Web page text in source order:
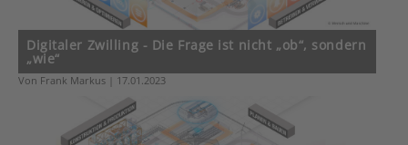
Digitaler Zwilling - Die Frage ist nicht „ob“, sondern
„wie“
Von Frank Markus | 17.01.2023